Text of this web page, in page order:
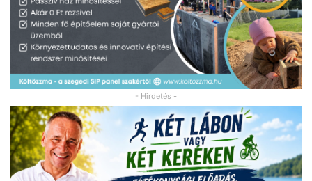
- Hirdetés -